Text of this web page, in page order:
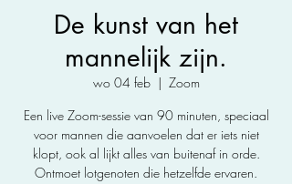
De kunst van het
mannelijk zijn.
wo 04 feb
  |
Zoom
Een live Zoom-sessie van 90 minuten, speciaal
voor mannen die aanvoelen dat er iets niet
klopt, ook al lijkt alles van buitenaf in orde.
Ontmoet lotgenoten die hetzelfde ervaren.